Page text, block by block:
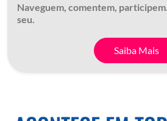
Naveguem, comentem,
seu.
Saiba Mais